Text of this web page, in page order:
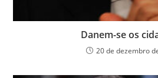
Danem-se os
20 de dezembro